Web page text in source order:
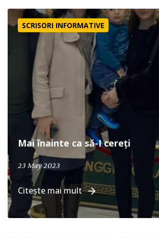
Mai înainte ca să-I cereți
Mai înainte ca să-I cereți
SCRISORI INFORMATIVE
23 May 2023
Citește mai mult